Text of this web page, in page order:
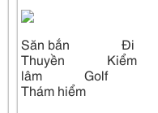
Săn bắn Đi
Thuyền Kiểm
lâm Golf
Thám hiểm